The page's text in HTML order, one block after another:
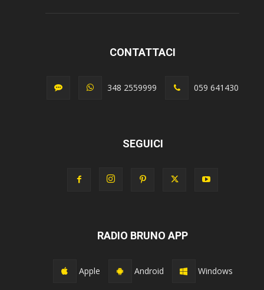
CONTATTACI
348 2559999 059 641430
SEGUICI
RADIO BRUNO APP
Apple Android Windows